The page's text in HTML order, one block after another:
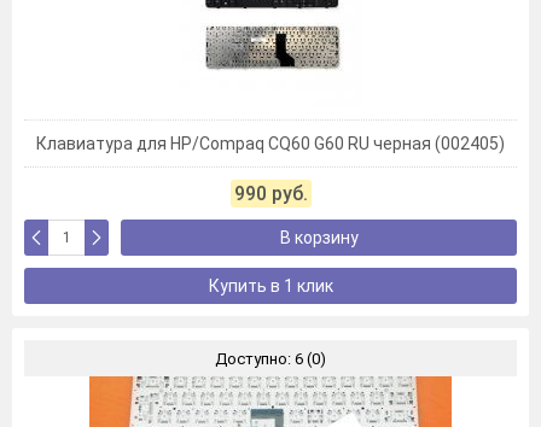
Клавиатура для HP/Compaq CQ60 G60 RU черная (002405)
990 руб.
В корзину
Купить в 1 клик
Доступно: 6 (0)